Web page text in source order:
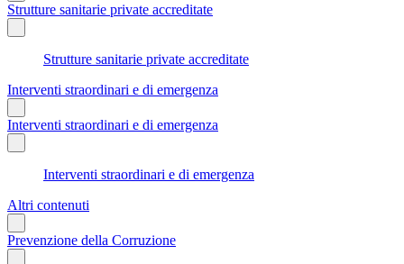
Strutture sanitarie private accreditate
Strutture sanitarie private accreditate
Interventi straordinari e di emergenza
Interventi straordinari e di emergenza
Interventi straordinari e di emergenza
Altri contenuti
Prevenzione della Corruzione